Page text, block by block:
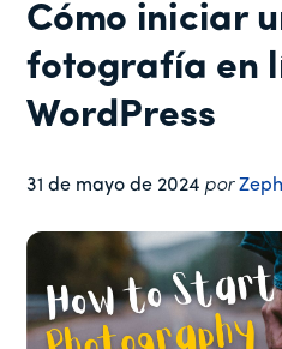
en
uno
WordPress
Cómo iniciar
fotografía en
WordPress
31 de mayo de 2024 por